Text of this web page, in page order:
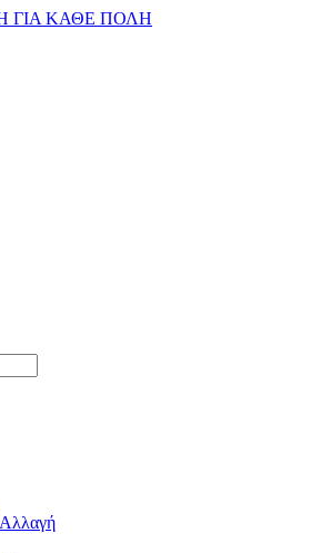
ΓΙΑ ΚΑΘΕ ΠΟΛΗ